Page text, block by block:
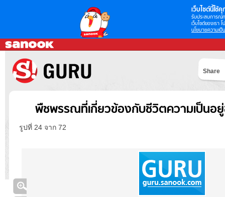
เว็บไซต์นี้ใช้คุ
รับประสบการณ์
เว็บไซต์ของเรา
นโยบายความเป็
Share
พืชพรรณที่เกี่ยวข้องกับชีวิตความเป็นอ
รูปที่ 24 จาก 72